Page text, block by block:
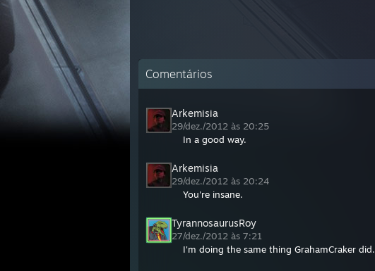
Comentários
Arkemisia
29/dez./2012 às 20:25
In a good way.
Arkemisia
29/dez./2012 às 20:24
You're insane.
TyrannosaurusRoy
27/dez./2012 às 7:21
I'm doing the same thing GrahamCraker did.